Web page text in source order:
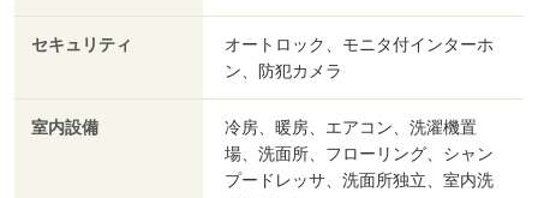
セキュリティ
オートロック、モニタ付インターホ
ン、防犯カメラ
室内設備
冷房、暖房、エアコン、洗濯機置
場、洗面所、フローリング、シャン
プードレッサ、洗面所独立、室内洗